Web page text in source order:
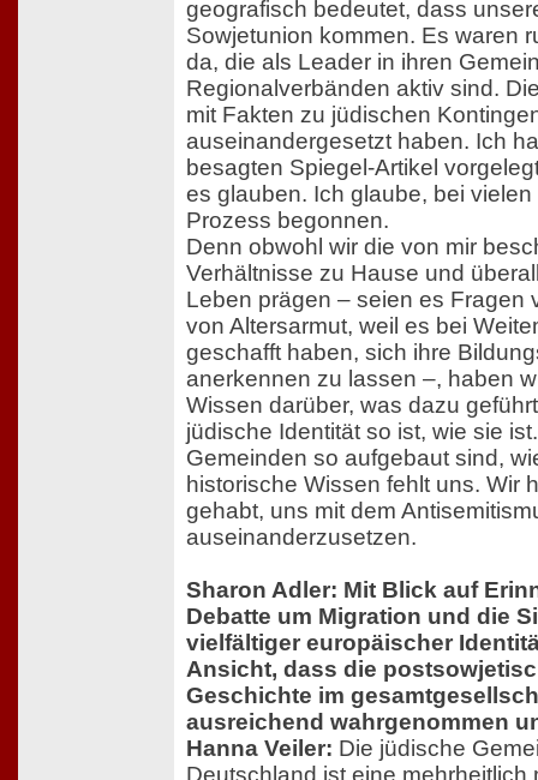
geografisch bedeutet, dass
Sowjetunion kommen. Es waren
da, die als Leader in ihren
Regionalverbänden aktiv sind.
mit Fakten zu jüdischen
auseinandergesetzt haben. Ich
besagten Spiegel-Artikel
es glauben. Ich glaube, bei
Prozess begonnen.
Denn obwohl wir die von mir
Verhältnisse zu Hause und
Leben prägen – seien es Fragen
von Altersarmut, weil es bei
geschafft haben, sich ihre
anerkennen zu lassen –, haben
Wissen darüber, was dazu
jüdische Identität so ist, wie sie
Gemeinden so aufgebaut sind,
historische Wissen fehlt uns. Wir
gehabt, uns mit dem
auseinanderzusetzen.
Sharon Adler: Mit Blick auf
Debatte um Migration und die
vielfältiger europäischer
Ansicht, dass die
Geschichte im
ausreichend wahrgenommen
Hanna Veiler: Die jüdische